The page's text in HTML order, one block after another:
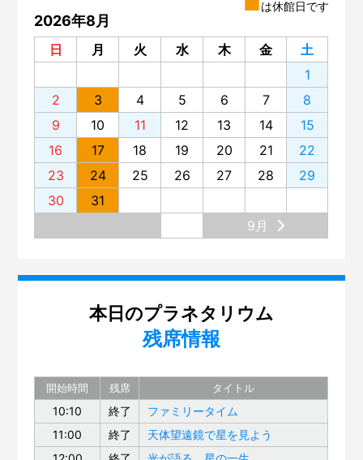
は休館日です
2026年8月
日 月 火 水 木 金
土
1
2
3 4 5 6 7
8
9
10 11 12 13 14
15
16
17 18 19 20 21
22
23
24 25 26 27 28
29
30
31
9月
本日のプラネタリウム
残席情報
開始時間 残席 タイトル
10:10 終了
ファミリータイム
11:00
終了
天体望遠鏡で星を見よう